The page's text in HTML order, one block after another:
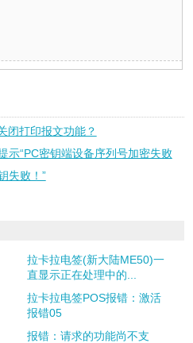
闭打印报文功能？
示“PC密钥端设备序列号加密失败
失败！”
拉卡拉电签(新大陆ME50)一
直显示正在处理中的...
拉卡拉电签POS报错：激活
报错05
报错：请求的功能尚不支